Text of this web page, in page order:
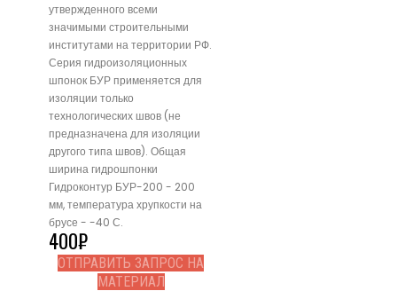
утвержденного всеми
значимыми строительными
институтами на территории РФ.
Серия гидроизоляционных
шпонок БУР применяется для
изоляции только
технологических швов (не
предназначена для изоляции
другого типа швов). Общая
ширина гидрошпонки
Гидроконтур БУР-200 - 200
мм, температура хрупкости на
брусе - -40 С.
400₽
ОТПРАВИТЬ ЗАПРОС НА
МАТЕРИАЛ